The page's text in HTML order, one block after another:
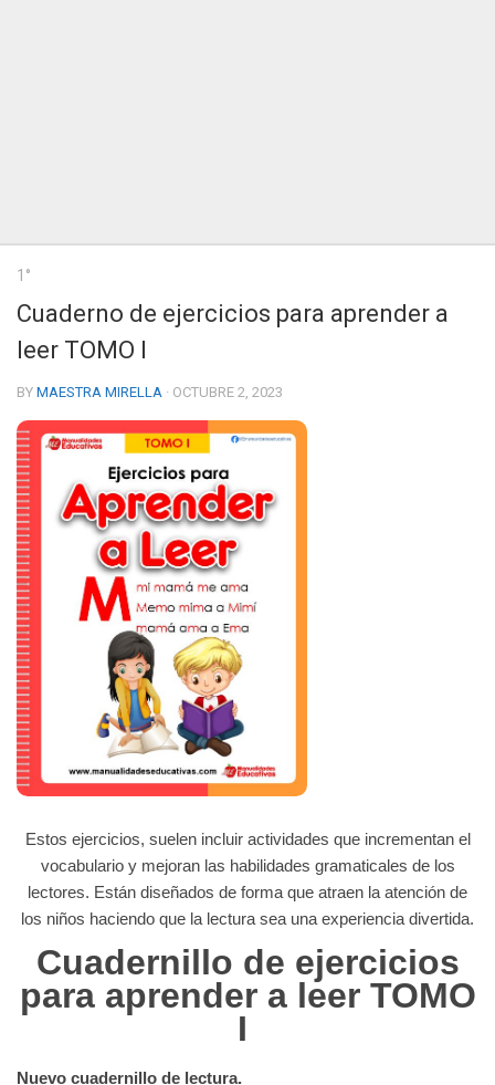
1°
Cuaderno de ejercicios para aprender a
leer TOMO I
BY MAESTRA MIRELLA · OCTUBRE 2, 2023
Estos ejercicios, suelen incluir actividades que incrementan el
vocabulario y mejoran las habilidades gramaticales de los
lectores. Están diseñados de forma que atraen la atención de
los niños haciendo que la lectura sea una experiencia divertida.
Cuadernillo de ejercicios
para aprender a leer TOMO
I
Nuevo cuadernillo de lectura.